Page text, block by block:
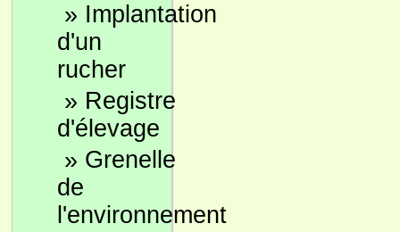
» Implantation
d'un
rucher
» Registre
d'élevage
» Grenelle
de
l'environnement